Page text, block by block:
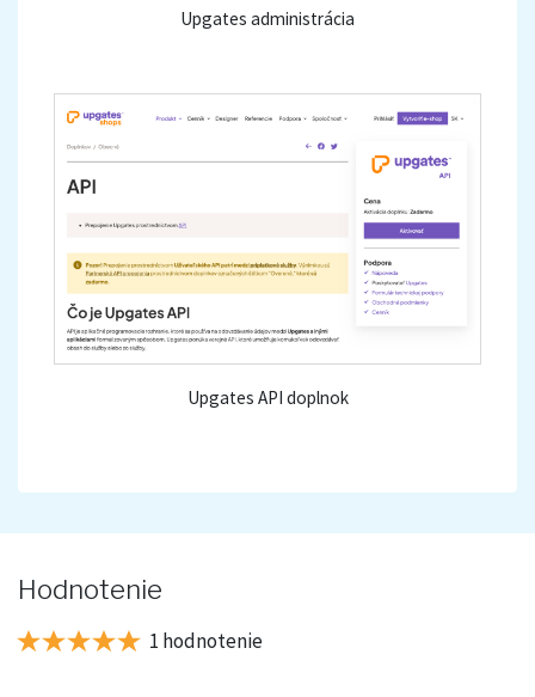
Upgates administrácia
Upgates API doplnok
Hodnotenie
1 hodnotenie